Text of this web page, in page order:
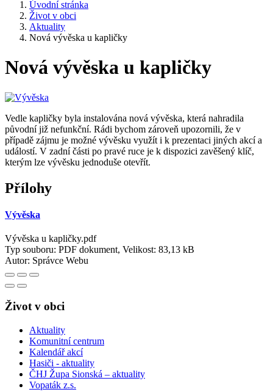
Úvodní stránka
Život v obci
Aktuality
Nová vývěska u kapličky
Nová vývěska u kapličky
Vedle kapličky byla instalována nová vývěska, která nahradila
původní již nefunkční. Rádi bychom zároveň upozornili, že v
případě zájmu je možné vývěsku využít i k prezentaci jiných akcí a
událostí. V zadní části po pravé ruce je k dispozici zavěšený klíč,
kterým lze vývěsku jednoduše otevřít.
Přílohy
Vývěska
Vývěska u kapličky.pdf
Typ souboru: PDF dokument, Velikost: 83,13 kB
Autor: Správce Webu
Život v obci
Aktuality
Komunitní centrum
Kalendář akcí
Hasiči - aktuality
ČHJ Župa Sionská – aktuality
Vopaták z.s.